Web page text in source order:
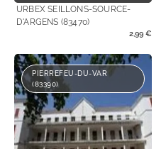
URBEX SEILLONS-SOURCE-
D'ARGENS (83470)
2,99 €
PIERREFEU-DU-VAR
(83390)